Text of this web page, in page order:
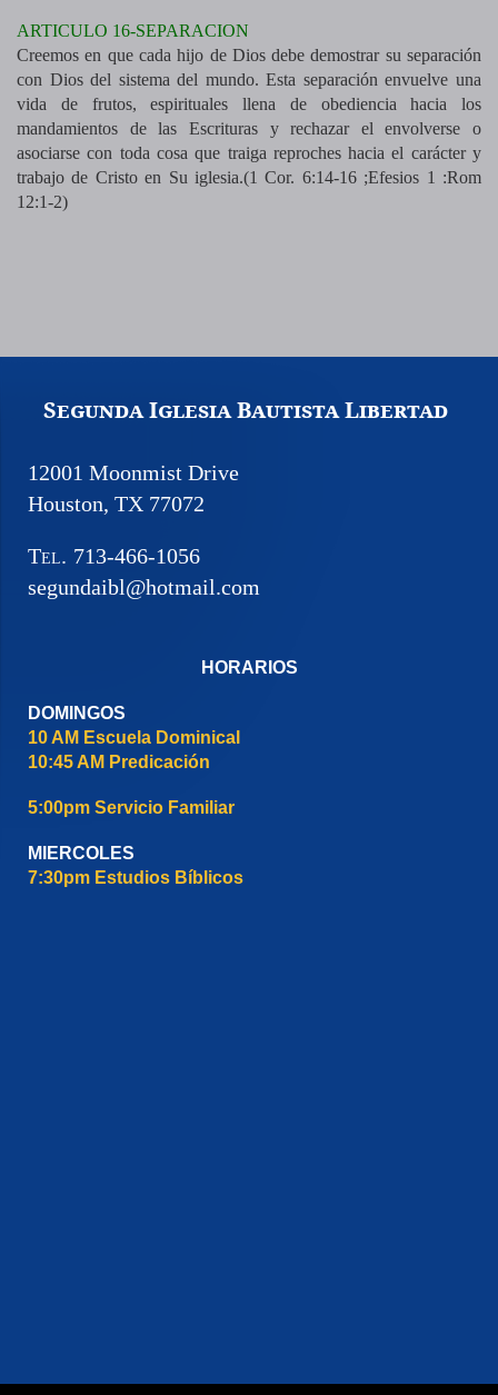
ARTICULO 16-SEPARACION
Creemos en que cada hijo de Dios debe demostrar su separación
con Dios del sistema del mundo. Esta separación envuelve una
vida de frutos, espirituales llena de obediencia hacia los
mandamientos de las Escrituras y rechazar el envolverse o
asociarse con toda cosa que traiga reproches hacia el carácter y
trabajo de Cristo en Su iglesia.(1 Cor. 6:14-16 ;Efesios 1 :Rom
12:1-2)
Segunda Iglesia Bautista Libertad
12001 Moonmist Drive
Houston, TX 77072
Tel. 713-466-1056
segundaibl@hotmail.com
HORARIOS
DOMINGOS
10 AM Escuela Dominical
10:45 AM Predicación
5:00pm Servicio Familiar
MIERCOLES
7:30pm Estudios Bíblicos